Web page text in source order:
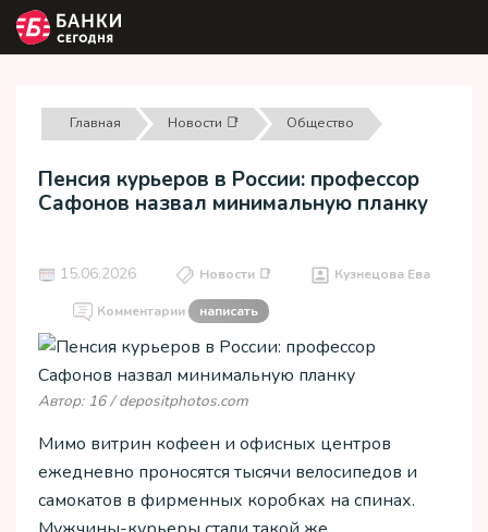
Главная Новости 📑 Общество
Пенсия курьеров в России: профессор
Сафонов назвал минимальную планку
15.06.2026 Новости 📑 Кузнецова Ева
Комментарии написать
Автор: 16 / depositphotos.com
Мимо витрин кофеен и офисных центров
ежедневно проносятся тысячи велосипедов и
самокатов в фирменных коробках на спинах.